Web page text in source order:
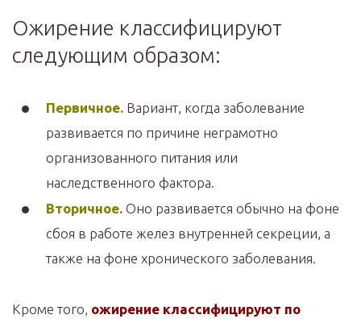
Ожирение классифицируют
следующим образом:
Первичное. Вариант, когда заболевание
развивается по причине неграмотно
организованного питания или
наследственного фактора.
Вторичное. Оно развивается обычно на фоне
сбоя в работе желез внутренней секреции, а
также на фоне хронического заболевания.
Кроме того, ожирение классифицируют по